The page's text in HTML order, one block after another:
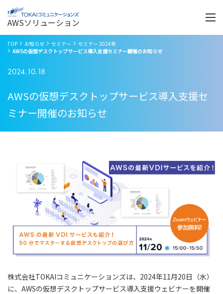
AWSソリューション
く
TOP お知らせ セミナー
セミナー 2024年
AWSの仮想デスクトップサービス導入支援セミナー開催のお知らせ
2024.10.18
AWSの仮想デスクトップサービス導入支援セ
ミナー開催のお知らせ
株式会社TOKAIコミュニケーションズは、2024年11月20日（水）
に、AWSの仮想デスクトップサービス導入支援ウェビナーを開催